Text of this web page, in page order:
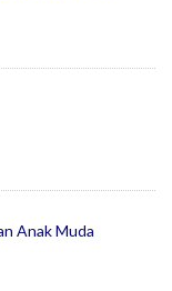
Anak Muda